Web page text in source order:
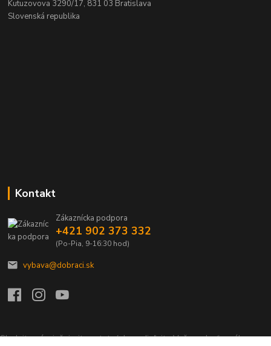
Kutuzovova 3290/17, 831 03 Bratislava
Slovenská republika
Kontakt
Zákaznícka podpora
+421 902 373 332
(Po-Pia, 9-16:30 hod)
vybava@dobraci.sk
Sledujte nás, inšpirujte ostatných a zdieľajte Vašu radosť z nákupu a